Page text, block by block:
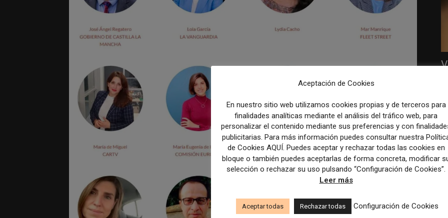
Aceptación de Cookies
En nuestro sitio web utilizamos cookies propias y de terceros para
finalidades analíticas mediante el análisis del tráfico web, para
personalizar el contenido mediante sus preferencias y con
publicitarias. Para más información puedes consultar nuestra
de Cookies AQUÍ. Puedes aceptar y rechazar todas las cookies en
bloque o también puedes aceptarlas de forma concreta, modificar
selección o rechazar su uso pulsando “Configuración de Cookies”.
Leer más
Aceptar todas Rechazar todas Configuración de Cookies